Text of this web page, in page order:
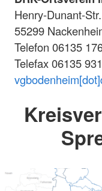
Henry-Dunant-
55299
Telefon 06135
Telefax 06135